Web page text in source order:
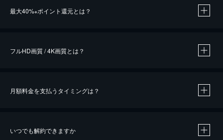
最大40%※ポイント還元とは？
※40％ポイント還元の対象は、クレジットカード決済による作品の購入 / レンタルです。
フルHD画質 / 4K画質とは？
月額料金を支払うタイミングは？
いつでも解約できますか